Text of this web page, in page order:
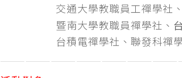
交通大學教職員工禪學社
暨南大學教職員禪學社、
台積電禪學社、聯發科禪